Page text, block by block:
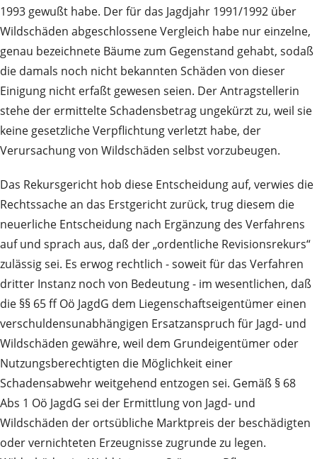
1993 gewußt habe. Der für das Jagdjahr 1991/1992 über
Wildschäden abgeschlossene Vergleich habe nur einzelne,
genau bezeichnete Bäume zum Gegenstand gehabt, sodaß
die damals noch nicht bekannten Schäden von dieser
Einigung nicht erfaßt gewesen seien. Der Antragstellerin
stehe der ermittelte Schadensbetrag ungekürzt zu, weil sie
keine gesetzliche Verpflichtung verletzt habe, der
Verursachung von Wildschäden selbst vorzubeugen.
Das Rekursgericht hob diese Entscheidung auf, verwies die
Rechtssache an das Erstgericht zurück, trug diesem die
neuerliche Entscheidung nach Ergänzung des Verfahrens
auf und sprach aus, daß der „ordentliche Revisionsrekurs“
zulässig sei. Es erwog rechtlich - soweit für das Verfahren
dritter Instanz noch von Bedeutung - im wesentlichen, daß
die §§ 65 ff Oö JagdG dem Liegenschaftseigentümer einen
verschuldensunabhängigen Ersatzanspruch für Jagd‑ und
Wildschäden gewähre, weil dem Grundeigentümer oder
Nutzungsberechtigten die Möglichkeit einer
Schadensabwehr weitgehend entzogen sei. Gemäß § 68
Abs 1 Oö JagdG sei der Ermittlung von Jagd‑ und
Wildschäden der ortsübliche Marktpreis der beschädigten
oder vernichteten Erzeugnisse zugrunde zu legen.